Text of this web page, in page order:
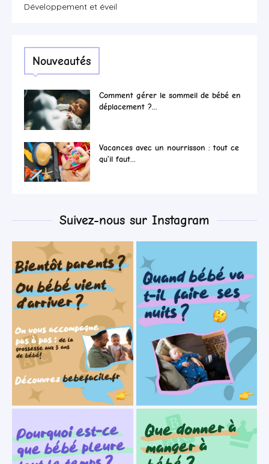
Développement et éveil
Nouveautés
Comment gérer le sommeil de bébé en
déplacement ?...
Vacances avec un nourrisson : tout ce
qu’il faut...
Suivez-nous sur Instagram